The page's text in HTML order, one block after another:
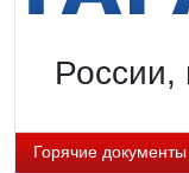
России,
Горячие документы